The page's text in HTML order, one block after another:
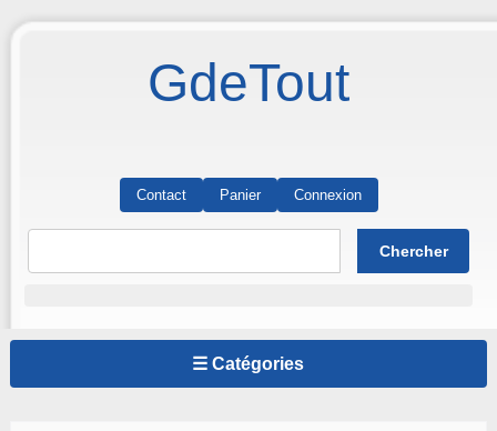
GdeTout
Contact Panier Connexion
☰ Catégories